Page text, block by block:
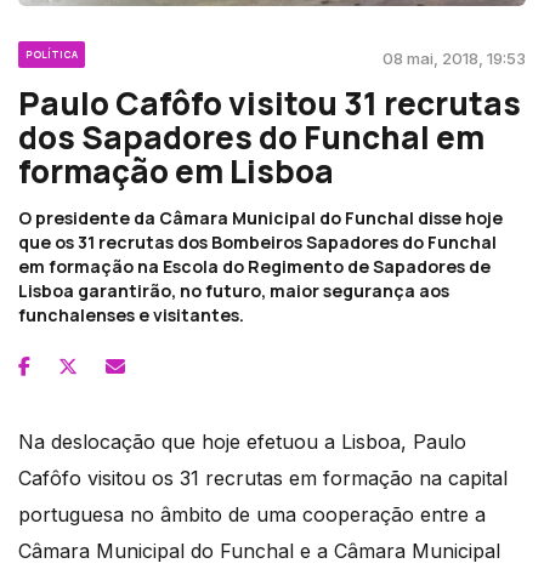
POLÍTICA 08 mai, 2018, 19:53
Paulo Cafôfo visitou 31 recrutas
dos Sapadores do Funchal em
formação em Lisboa
O presidente da Câmara Municipal do Funchal disse hoje
que os 31 recrutas dos Bombeiros Sapadores do Funchal
em formação na Escola do Regimento de Sapadores de
Lisboa garantirão, no futuro, maior segurança aos
funchalenses e visitantes.
Na deslocação que hoje efetuou a Lisboa, Paulo
Cafôfo visitou os 31 recrutas em formação na capital
portuguesa no âmbito de uma cooperação entre a
Câmara Municipal do Funchal e a Câmara Municipal